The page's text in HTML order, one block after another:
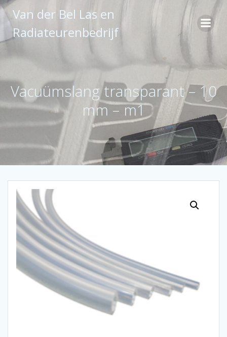
Ga
naar
inhoud
Van der Bel Las en
Radiateurenbedrijf
Vacuümslang transparant – 10
mm – m1